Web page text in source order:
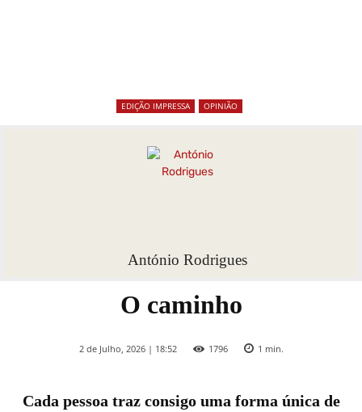
EDIÇÃO IMPRESSA OPINIÃO
António Rodrigues
O caminho
2 de Julho, 2026 | 18:52 1796 1 min.
Cada pessoa traz consigo uma forma única de